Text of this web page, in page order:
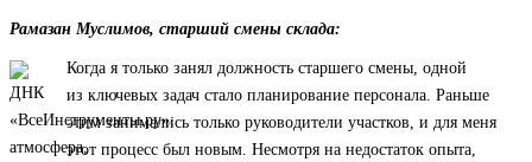
Рамазан Муслимов, старший смены склада:
Когда я только занял должность старшего смены, одной
из ключевых задач стало планирование персонала. Раньше
этим занимались только руководители участков, и для меня
этот процесс был новым. Несмотря на недостаток опыта,